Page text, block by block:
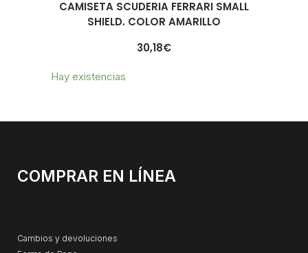
CAMISETA SCUDERIA FERRARI SMALL
SHIELD. COLOR AMARILLO
30,18€
Hay existencias
COMPRAR EN LÍNEA
Cambios y devoluciones